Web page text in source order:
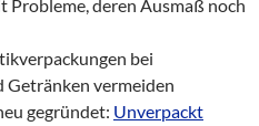
Probleme, deren Ausmaß noch
bei
Getränken vermeiden
gegründet: Unverpackt